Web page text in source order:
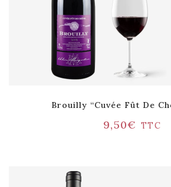
Brouilly “Cuvée Fût De
9,50€ TTC